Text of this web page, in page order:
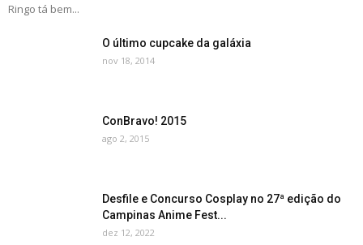
Ringo tá bem...
O último cupcake da galáxia
nov 18, 2014
ConBravo! 2015
ago 2, 2015
Desfile e Concurso Cosplay no 27ª edição do
Campinas Anime Fest...
dez 12, 2022